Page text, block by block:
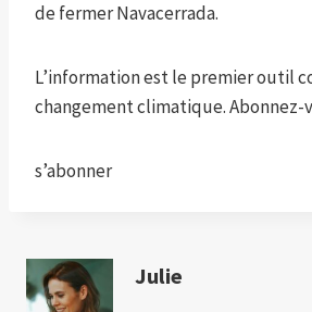
de fermer Navacerrada.
L’information est le premier outil
changement climatique. Abonnez-
s’abonner
Julie